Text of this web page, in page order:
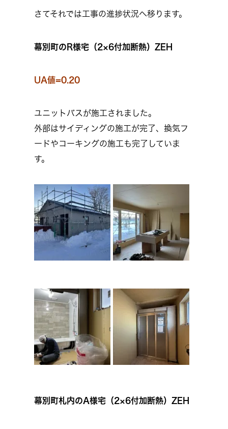
さてそれでは工事の進捗状況へ移ります。
幕別町のR様宅（2×6付加断熱）ZEH
UA値=0.20
ユニットバスが施工されました。
外部はサイディングの施工が完了、換気フ
ードやコーキングの施工も完了していま
す。
幕別町札内のA様宅（2×6付加断熱）ZEH